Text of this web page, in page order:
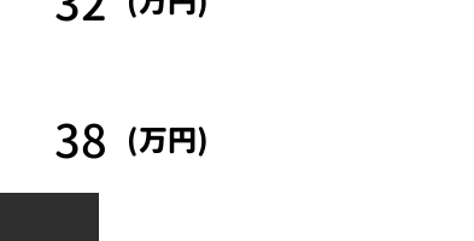
38 (万円)